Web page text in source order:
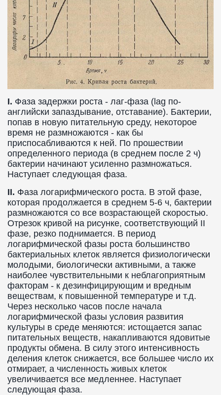
I. Фаза задержки роста - лаг-фаза (lag по-
английски запаздывание, отставание). Бактерии,
попав в новую питательную среду, некоторое
время не размножаются - как бы
приспосабливаются к ней. По прошествии
определенного периода (в среднем после 2 ч)
бактерии начинают усиленно размножаться.
Наступает следующая фаза.
II. Фаза логарифмического роста. В этой фазе,
которая продолжается в среднем 5-6 ч, бактерии
размножаются со все возрастающей скоростью.
Отрезок кривой на рисунке, соответствующий II
фазе, резко поднимается. В период
логарифмической фазы роста большинство
бактериальных клеток является физиологически
молодыми, биологически активными, а также
наиболее чувствительными к неблагоприятным
факторам - к дезинфицирующим и вредным
веществам, к повышенной температуре и т.д.
Через несколько часов после начала
логарифмической фазы условия развития
культуры в среде меняются: истощается запас
питательных веществ, накапливаются ядовитые
продукты обмена. В силу этого интенсивность
деления клеток снижается, все большее число их
отмирает, а численность живых клеток
увеличивается все медленнее. Наступает
следующая фаза.